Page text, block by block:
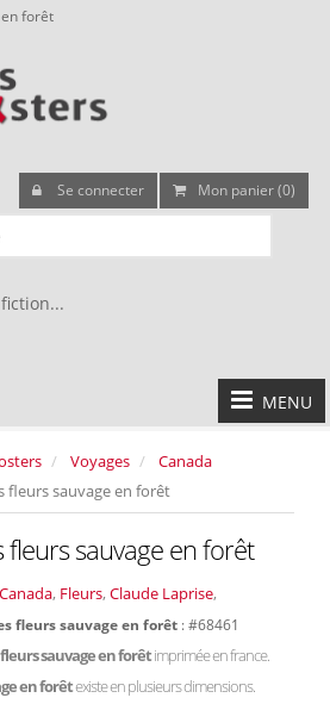
forêt
Se connecter Mon panier (0)
MENU
Voyages
Canada
fleurs sauvage en forêt
fleurs sauvage en forêt
Canada, Fleurs, Claude Laprise,
fleurs sauvage en forêt : #68461
sauvage en forêtimprimée en france.
en forêtexiste en plusieurs dimensions.